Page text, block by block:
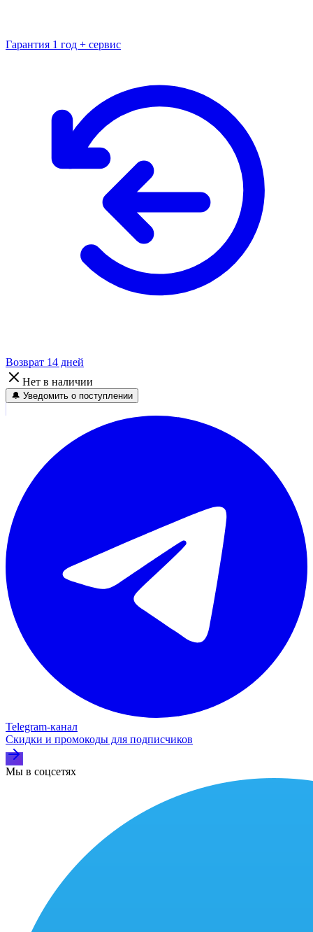
Гарантия 1 год + сервис
Возврат 14 дней
Нет в наличии
🔔 Уведомить о поступлении
Telegram‑канал
Скидки и промокоды для подписчиков
Мы в соцсетях